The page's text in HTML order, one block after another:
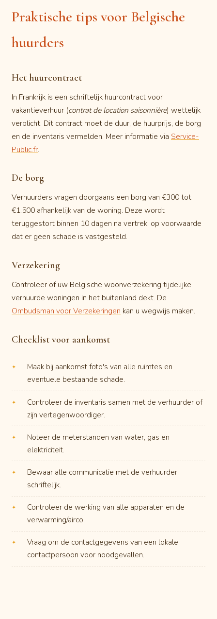
Praktische tips voor Belgische
huurders
Het huurcontract
In Frankrijk is een schriftelijk huurcontract voor
vakantieverhuur (contrat de location saisonnière) wettelijk
verplicht. Dit contract moet de duur, de huurprijs, de borg
en de inventaris vermelden. Meer informatie via Service-
Public.fr.
De borg
Verhuurders vragen doorgaans een borg van €300 tot
€1.500 afhankelijk van de woning. Deze wordt
teruggestort binnen 10 dagen na vertrek, op voorwaarde
dat er geen schade is vastgesteld.
Verzekering
Controleer of uw Belgische woonverzekering tijdelijke
verhuurde woningen in het buitenland dekt. De
Ombudsman voor Verzekeringen kan u wegwijs maken.
Checklist voor aankomst
Maak bij aankomst foto's van alle ruimtes en
eventuele bestaande schade.
Controleer de inventaris samen met de verhuurder of
zijn vertegenwoordiger.
Noteer de meterstanden van water, gas en
elektriciteit.
Bewaar alle communicatie met de verhuurder
schriftelijk.
Controleer de werking van alle apparaten en de
verwarming/airco.
Vraag om de contactgegevens van een lokale
contactpersoon voor noodgevallen.